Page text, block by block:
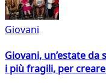
Giovani
Giovani, un’estate
i più fragili, per